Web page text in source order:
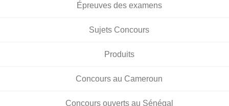
Épreuves des examens
Sujets Concours
Produits
Concours au Cameroun
Concours ouverts au Sénégal